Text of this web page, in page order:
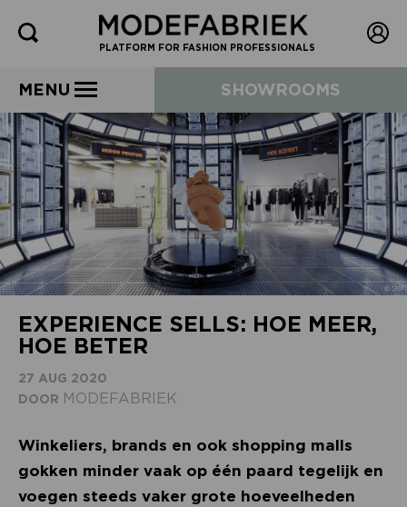
PLATFORM FOR FASHION PROFESSIONALS
MENU SHOWROOMS
EXPERIENCE SELLS: HOE MEER,
HOE BETER
27 AUG 2020
DOOR MODEFABRIEK
Winkeliers, brands en ook shopping malls
gokken minder vaak op één paard tegelijk en
voegen steeds vaker grote hoeveelheden